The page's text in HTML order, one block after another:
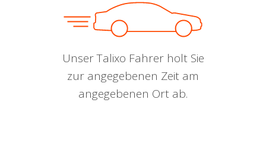
Unser Talixo Fahrer holt Sie
zur angegebenen Zeit am
angegebenen Ort ab.